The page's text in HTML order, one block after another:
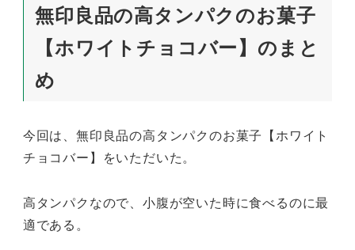
無印良品の高タンパクのお菓子
【ホワイトチョコバー】のまと
め
今回は、無印良品の高タンパクのお菓子【ホワイト
チョコバー】をいただいた。
高タンパクなので、小腹が空いた時に食べるのに最
適である。